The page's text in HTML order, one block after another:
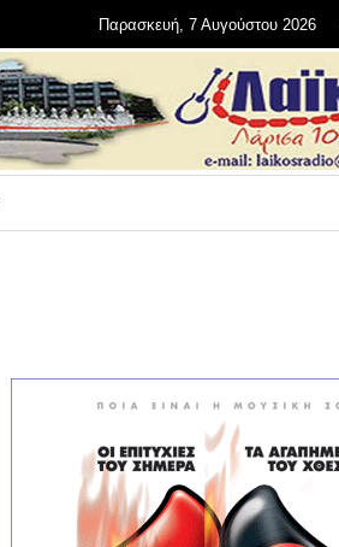
Παρασκευή, 7 Αυγούστου 2026